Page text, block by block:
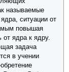
называемые
ситуации от
повышая
от ядра к ядру.
задача
в учении